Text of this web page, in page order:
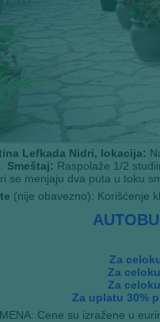
Lefkada Nidri, lokacija:
Smeštaj: Raspolaže 1/2
se menjaju dva puta u toku
(nije obavezno): Korišćenje
Za
Za
Za
Za uplatu 30%
Cene su izražene u